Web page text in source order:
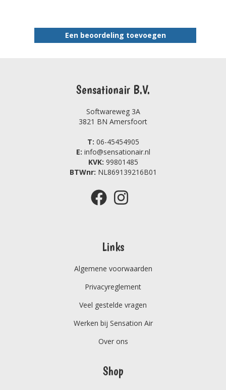
Een beoordeling toevoegen
Sensationair B.V.
Softwareweg 3A
3821 BN Amersfoort
T: 06-45454905
E: info@sensationair.nl
KVK: 99801485
BTWnr: NL869139216B01
Links
Algemene voorwaarden
Privacyreglement
Veel gestelde vragen
Werken bij Sensation Air
Over ons
Shop